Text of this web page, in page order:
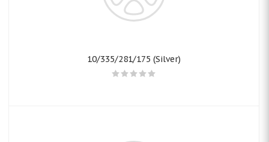
10/335/281/175 (Silver)